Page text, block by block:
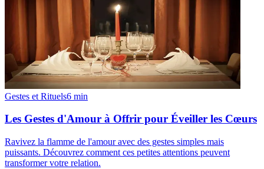
Gestes et Rituels6 min
Les Gestes d'Amour à Offrir pour Éveiller les Cœurs
Ravivez la flamme de l'amour avec des gestes simples mais
puissants. Découvrez comment ces petites attentions peuvent
transformer votre relation.